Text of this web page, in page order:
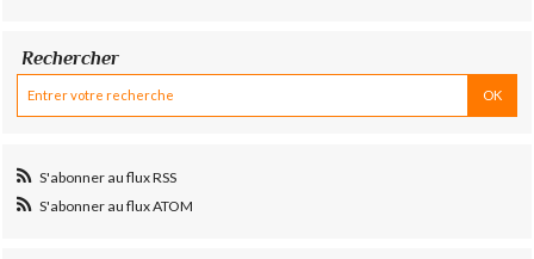
Rechercher
S'abonner au flux RSS
S'abonner au flux ATOM